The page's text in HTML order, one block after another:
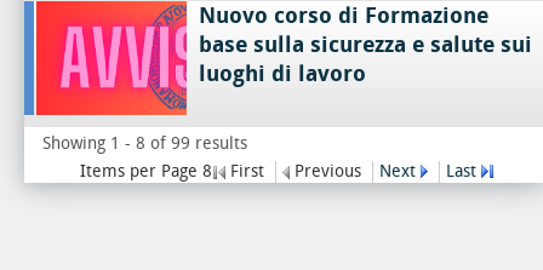
Nuovo corso di Formazione
base sulla sicurezza e salute sui
luoghi di lavoro
Showing 1 - 8 of 99 results
Items per Page 8
First Previous Next Last